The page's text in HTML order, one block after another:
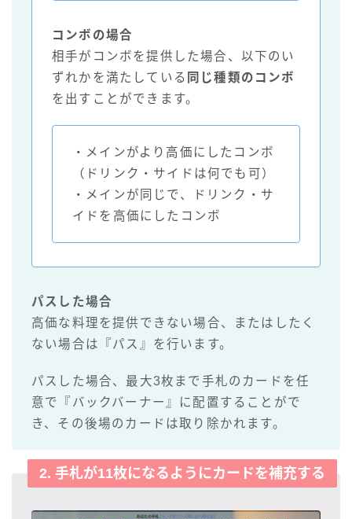
コンボの場合
相手がコンボを提供した場合、以下のい
ずれかを満たしている 同じ種類のコンボ
を出すことができます。
・メインがより高価にしたコンボ
（ドリンク・サイドは何でも可）
・メインが同じで、ドリンク・サ
イドを高価にしたコンボ
パスした場合
高価な料理を提供できない場合、またはしたく
ない場合は『パス』を行います。
パスした場合、最大3枚まで手札のカードを任
意で『バックバーナー』に配置することがで
き、その後場のカードは取り除かれます。
2. 手札が11枚になるようにカードを補充する